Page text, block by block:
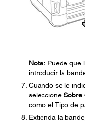
Nota: Puede que
introducir la
Cuando se le
seleccione Sobre
como el Tipo de
Extienda la